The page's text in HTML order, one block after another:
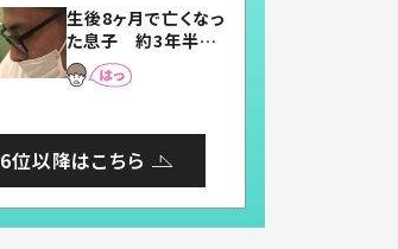
まらない」「幸せにな
れる」
生後8ヶ月で亡くなっ
た息子 約3年半
後、当時の妻の日記
に書いてあった本音
6位以降はこちら